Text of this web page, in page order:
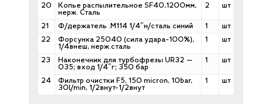
20
Копье распылительное SF40,1200мм,
нерж. Сталь
2 шт
21 Ф/держатель .M114 1/4″н/сталь синий 1
шт
22
Форсунка 25040 (сила удара-100%),
1/4внеш, нерж.сталь
1 шт
23
Наконечник для турбофрезы UR32 —
035; вход 1/4″г; 350 бар
1 шт
24
Фильтр очистки F5, 150 micron, 10bar,
30l/min, 1/2внут-1/2внут
1 шт